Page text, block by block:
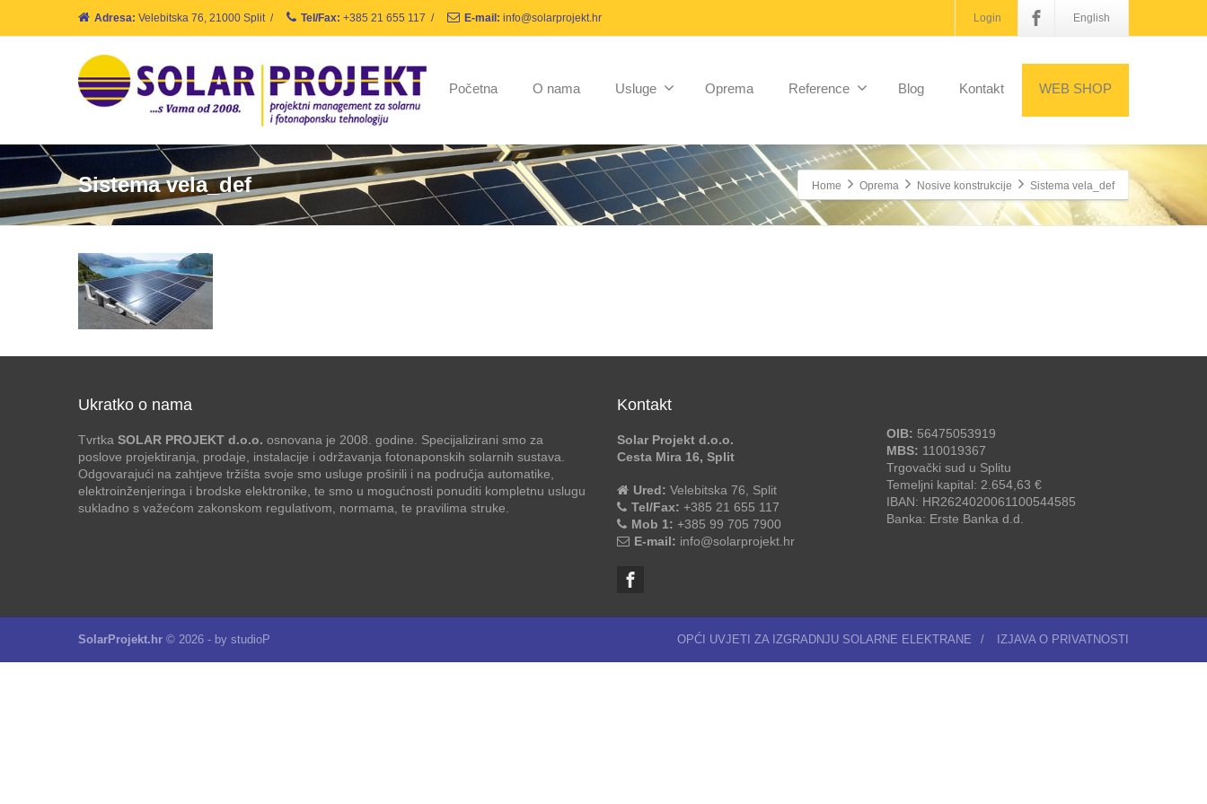
Adresa: Velebitska 76, 21000 Split / Tel/Fax: +385 21 655 117 / E-mail: info@solarprojekt.hr Login English
Početna O nama Usluge Oprema Reference Blog Kontakt WEB SHOP
Sistema vela_def Home Oprema Nosive konstrukcije Sistema vela_def
Ukratko o nama
Tvrtka SOLAR PROJEKT d.o.o. osnovana je 2008. godine. Specijalizirani smo za
poslove projektiranja, prodaje, instalacije i održavanja fotonaponskih solarnih sustava.
Odgovarajući na zahtjeve tržišta svoje smo usluge proširili i na područja automatike,
elektroinženjeringa i brodske elektronike, te smo u mogućnosti ponuditi kompletnu uslugu
sukladno s važećom zakonskom regulativom, normama, te pravilima struke.
Kontakt
Solar Projekt d.o.o.
Cesta Mira 16, Split
Ured: Velebitska 76, Split
Tel/Fax: +385 21 655 117
Mob 1: +385 99 705 7900
E-mail: info@solarprojekt.hr
OIB: 56475053919
MBS: 110019367
Trgovački sud u Splitu
Temeljni kapital: 2.654,63 €
IBAN: HR2624020061100544585
Banka: Erste Banka d.d.
SolarProjekt.hr © 2026 - by studioP OPĆI UVJETI ZA IZGRADNJU SOLARNE ELEKTRANE / IZJAVA O PRIVATNOSTI